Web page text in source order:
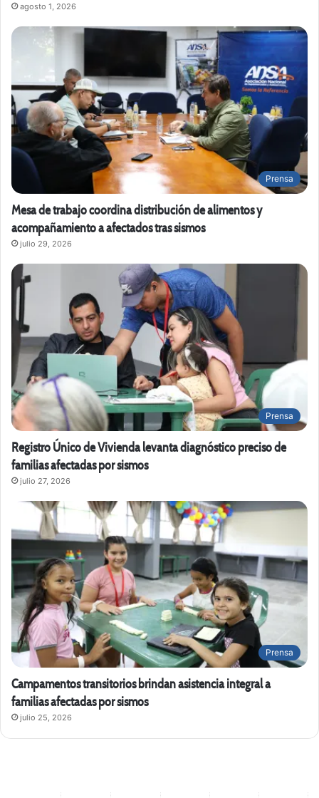
agosto 1, 2026
Prensa
Mesa de trabajo coordina distribución de alimentos y
acompañamiento a afectados tras sismos
julio 29, 2026
Prensa
Registro Único de Vivienda levanta diagnóstico preciso de
familias afectadas por sismos
julio 27, 2026
Prensa
Campamentos transitorios brindan asistencia integral a
familias afectadas por sismos
julio 25, 2026